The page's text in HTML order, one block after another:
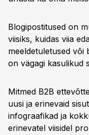
Blogipostitused on
viisiks, kuidas viia
meeldetuletused või
on vägagi kasulikud
Mitmed B2B
uusi ja erinevaid
infograafikad ja
erinevatel viisidel